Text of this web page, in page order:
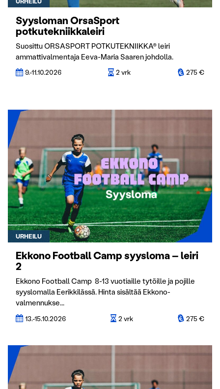
Syysloman OrsaSport
potkutekniikkaleiri
Suosittu ORSASPORT POTKUTEKNIIKKA® leiri
ammattivalmentaja Eeva-Maria Saaren johdolla.
9.-11.10.2026 2 vrk 275 €
URHEILU
Ekkono Football Camp syysloma – leiri
2
Ekkono Football Camp 8-13 vuotiaille tytöille ja pojille
syyslomalla Eerikkilässä. Hinta sisältää Ekkono-
valmennukse...
13.-15.10.2026 2 vrk 275 €